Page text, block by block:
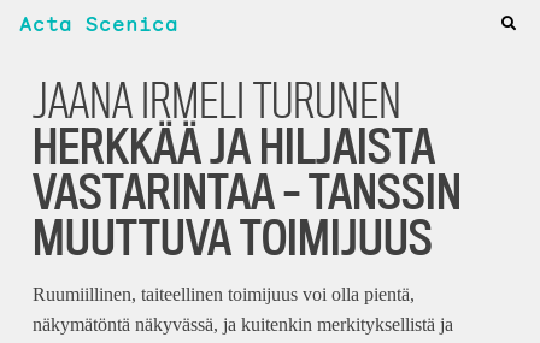
Acta Scenica
JAANA IRMELI TURUNEN
HERKKÄÄ JA HILJAISTA
VASTARINTAA – TANSSIN
MUUTTUVA TOIMIJUUS
Ruumiillinen, taiteellinen toimijuus voi olla pientä,
näkymätöntä näkyvässä, ja kuitenkin merkityksellistä ja